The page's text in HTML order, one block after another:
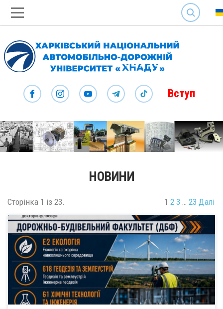
SEARCH
Вступ
НОВИНИ
Сторінка 1 із 23. 1 2 3 23 Далі